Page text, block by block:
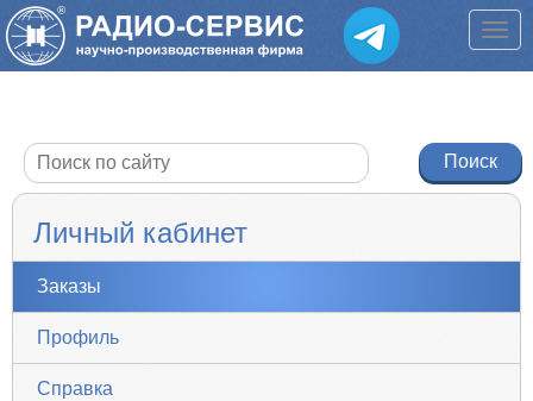
Личный кабинет
Заказы
Профиль
Справка